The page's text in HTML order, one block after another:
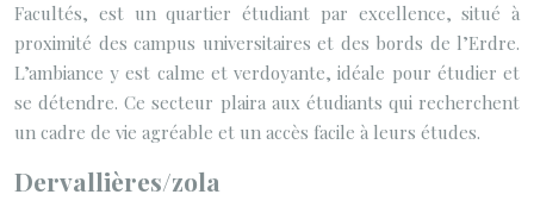
Facultés, est un quartier étudiant par excellence, situé à
proximité des campus universitaires et des bords de l’Erdre.
L’ambiance y est calme et verdoyante, idéale pour étudier et
se détendre. Ce secteur plaira aux étudiants qui recherchent
un cadre de vie agréable et un accès facile à leurs études.
Dervallières/zola